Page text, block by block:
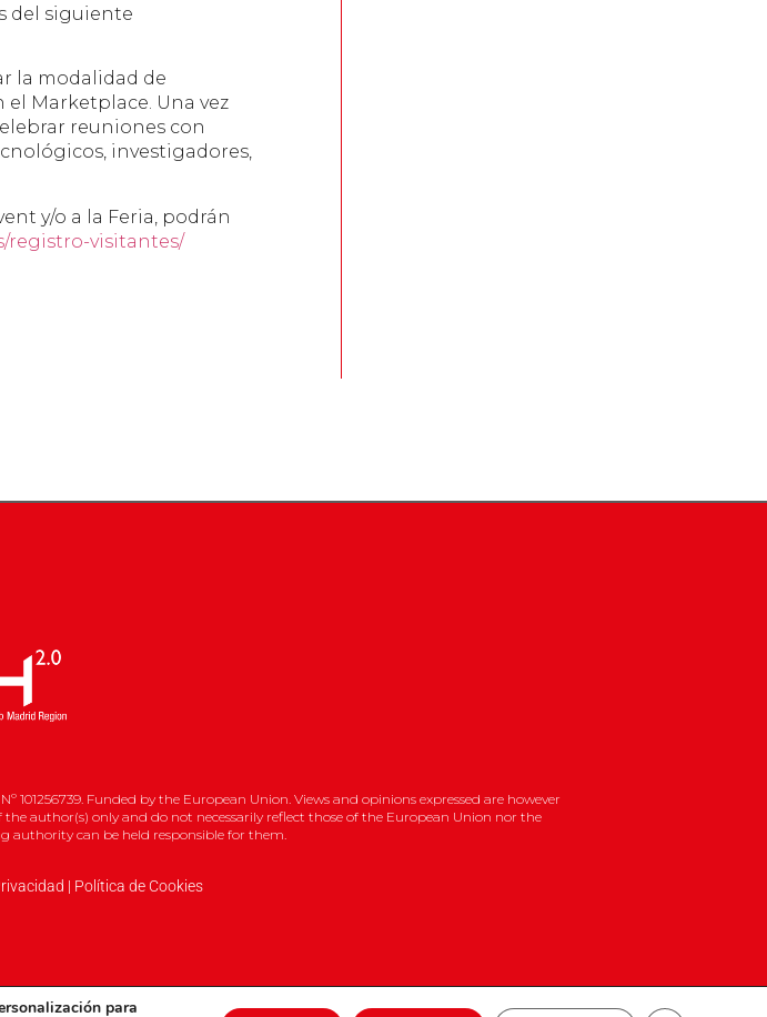
del siguiente
la modalidad de
Marketplace. Una vez
reuniones con
investigadores,
y/o a la Feria, podrán
registro-visitantes/
101256739. Funded by the European Union. Views and opinions expressed are however
the author(s) only and do not necessarily reflect those of the European Union nor the
authority can be held responsible for them.
| Política de Cookies
para